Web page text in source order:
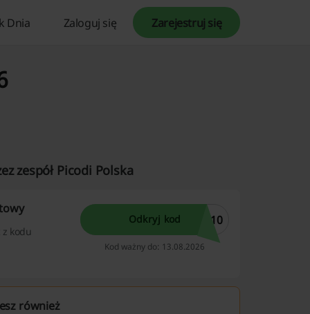
Dnia Zaloguj się Zarejestruj się
zespół Picodi Polska
z kodu
Odkryj kod E10
Kod ważny do: 13.08.2026
również